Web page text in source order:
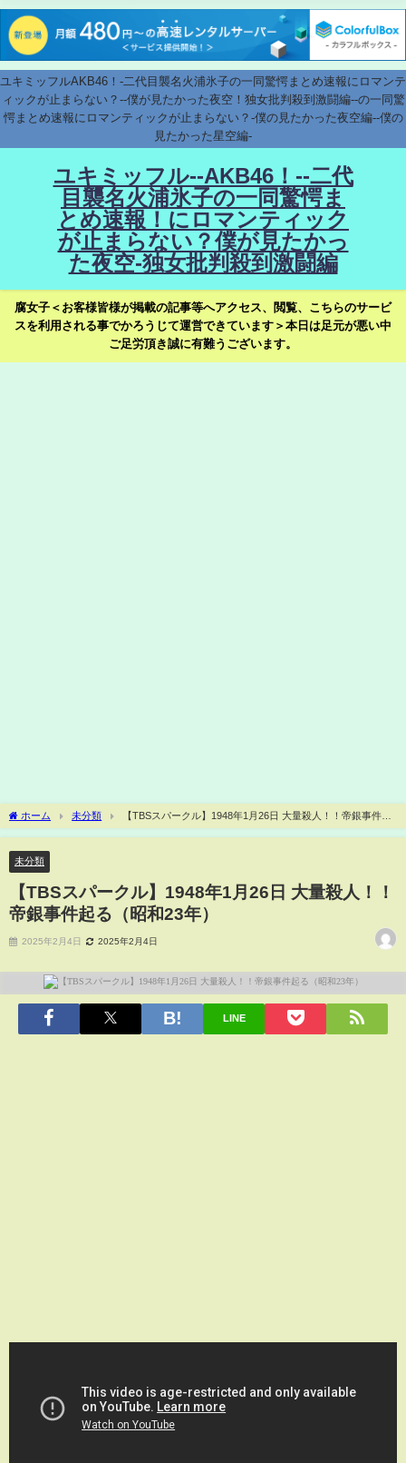
ユキミッフルAKB46！-二代目襲名火浦氷子の一同驚愕まとめ速報にロマンテ
ィックが止まらない？--僕が見たかった夜空！独女批判殺到激闘編--の一同驚
愕まとめ速報にロマンティックが止まらない？-僕の見たかった夜空編--僕の
見たかった星空編-
ユキミッフル--AKB46！--二代
目襲名火浦氷子の一同驚愕ま
とめ速報！にロマンティック
が止まらない？僕が見たかっ
た夜空-独女批判殺到激闘編
腐女子＜お客様皆様が掲載の記事等へアクセス、閲覧、こちらのサービ
スを利用される事でかろうじて運営できています＞本日は足元が悪い中
ご足労頂き誠に有難うございます。
ホーム 未分類
【TBSスパークル】1948年1月26日 大量殺人！！帝銀事件起
る（昭和23年）
未分類
【TBSスパークル】1948年1月26日 大量殺人！！
帝銀事件起る（昭和23年）
2025年2月4日 2025年2月4日
LINE